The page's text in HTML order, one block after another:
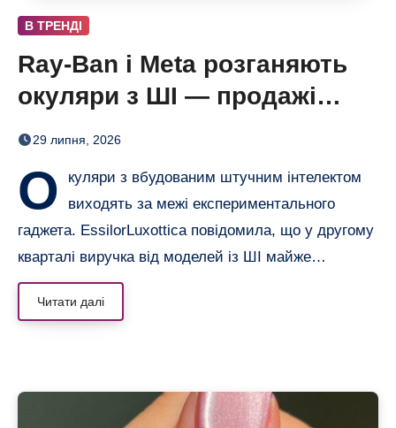
В ТРЕНДІ
Ray-Ban і Meta розганяють
окуляри з ШІ — продажі
майже подвоїлися
29 липня, 2026
О
куляри з вбудованим штучним інтелектом
виходять за межі експериментального
гаджета. EssilorLuxottica повідомила, що у другому
кварталі виручка від моделей із ШІ майже…
Читати далі